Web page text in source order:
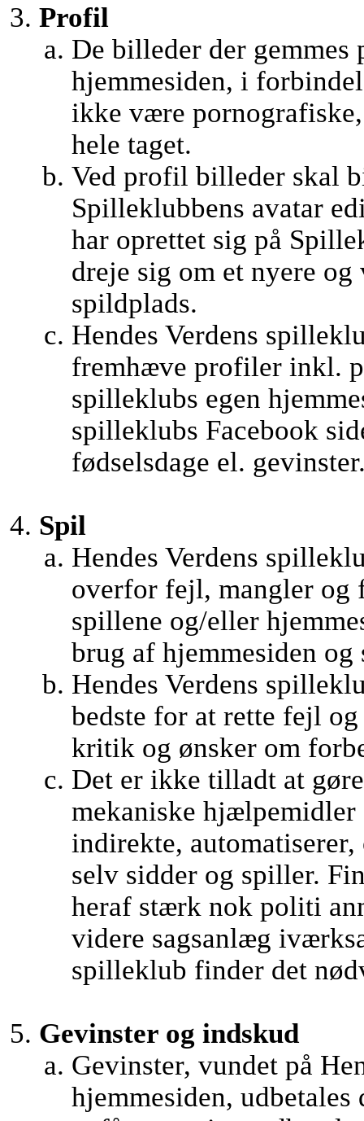
Profil
De billeder der gemmes
hjemmesiden, i
ikke være
hele taget.
Ved profil billeder skal
Spilleklubbens avatar
har oprettet sig på
dreje sig om et nyere
spildplads.
Hendes Verdens
fremhæve profiler inkl.
spilleklubs egen
spilleklubs Facebook
fødselsdage el.
Spil
Hendes Verdens
overfor fejl, mangler og
spillene og/eller
brug af hjemmesiden og
Hendes Verdens
bedste for at rette fejl
kritik og ønsker om
Det er ikke tilladt at
mekaniske hjælpemidler
indirekte,
selv sidder og spiller.
heraf stærk nok politi
videre sagsanlæg
spilleklub finder det
Gevinster og indskud
Gevinster, vundet på
hjemmesiden,